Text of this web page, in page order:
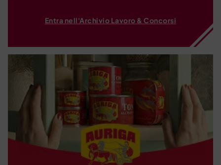
Entra nell'Archivio Lavoro & Concorsi